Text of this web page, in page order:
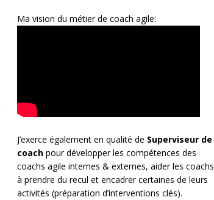
Ma vision du métier de coach agile:
J’exerce également en qualité de Superviseur de
coachpour développer les compétences des
coachs agile internes & externes, aider les coachs
à prendre du recul et encadrer certaines de leurs
activités (préparation d’interventions clés).